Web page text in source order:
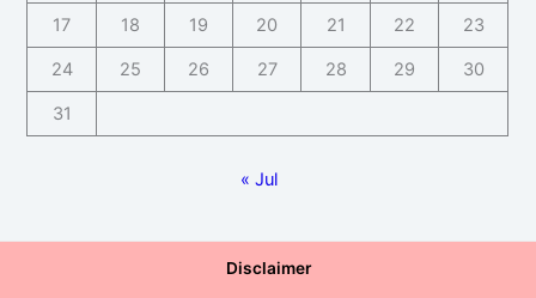
17 18 19 20 21 22 23
24 25 26 27 28 29 30
31
« Jul
Disclaimer